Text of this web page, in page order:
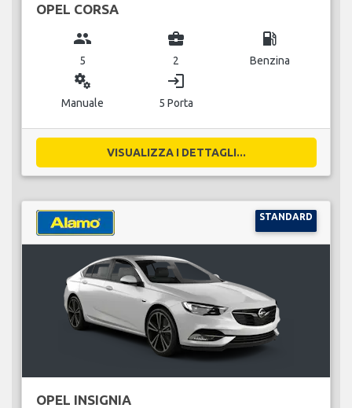
OPEL CORSA
group
5
business_center
2
local_gas_station
Benzina
miscellaneous_services
Manuale
login
5 Porta
VISUALIZZA I DETTAGLI...
STANDARD
OPEL INSIGNIA